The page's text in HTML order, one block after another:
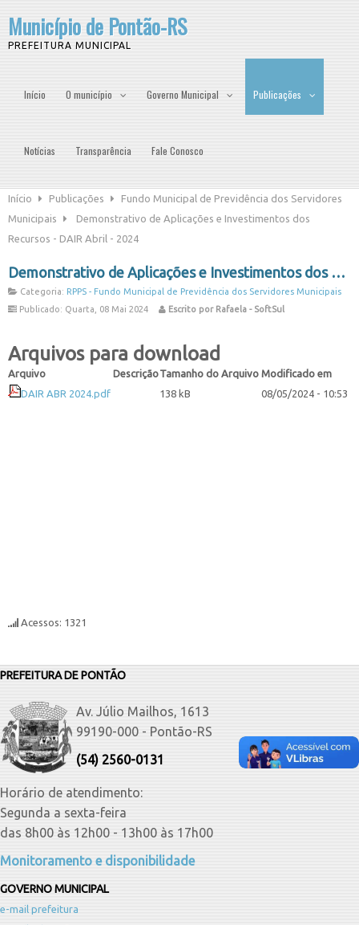
Município de Pontão-RS
PREFEITURA MUNICIPAL
Início O município Governo Municipal Publicações
Notícias Transparência Fale Conosco
Início Publicações
Fundo Municipal de Previdência dos Servidores
Municipais
Demonstrativo de Aplicações e Investimentos dos
Recursos - DAIR Abril - 2024
Demonstrativo de Aplicações e Investimentos dos Recursos - DAIR Abril - 2024
Categoria: RPPS - Fundo Municipal de Previdência dos Servidores Municipais
Publicado: Quarta, 08 Mai 2024
Escrito por Rafaela - SoftSul
Arquivos para download
Arquivo DescriçãoTamanho do Arquivo Modificado em
DAIR ABR 2024.pdf
138 kB 08/05/2024 - 10:53
Acessos: 1321
PREFEITURA DE PONTÃO
Av. Júlio Mailhos, 1613
99190-000 - Pontão-RS
(54) 2560-0131
Horário de atendimento:
Segunda a sexta-feira
das 8h00 às 12h00 - 13h00 às 17h00
Monitoramento e disponibilidade
GOVERNO MUNICIPAL
e-mail prefeitura